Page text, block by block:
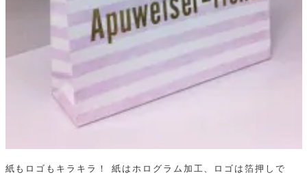
紙もロゴもキラキラ！
紙はホログラム加工、ロゴは箔押しで